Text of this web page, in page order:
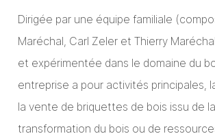
Dirigée par une équipe familiale
Maréchal, Carl Zeler et Thierry
et expérimentée dans le domaine du
entreprise a pour activités principales,
la vente de briquettes de bois issu de
transformation du bois ou de